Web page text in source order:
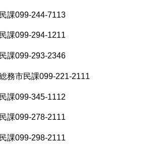
課099-244-7113
課099-294-1211
課099-293-2346
務市民課099-221-2111
課099-345-1112
課099-278-2111
課099-298-2111